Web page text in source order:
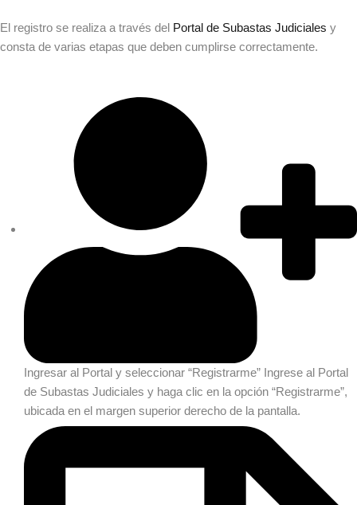
El registro se realiza a través del Portal de Subastas Judiciales y
consta de varias etapas que deben cumplirse correctamente.
Ingresar al Portal y seleccionar “Registrarme” Ingrese al Portal
de Subastas Judiciales y haga clic en la opción “Registrarme”,
ubicada en el margen superior derecho de la pantalla.